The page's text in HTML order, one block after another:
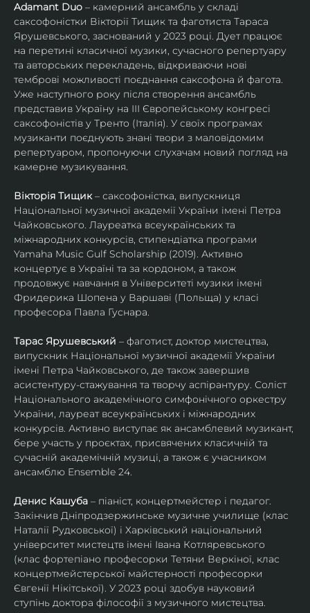
Adamant Duo – камерний ансамбль у складі
саксофоністки Вікторії Тищик та фаготиста Тараса
Ярушевського, заснований у 2023 році. Дует працює
на перетині класичної музики, сучасного репертуару
та авторських перекладень, відкриваючи нові
темброві можливості поєднання саксофона й фагота.
Уже наступного року після створення ансамбль
представив Україну на ІІІ Європейському конгресі
саксофоністів у Тренто (Італія). У своїх програмах
музиканти поєднують знані твори з маловідомим
репертуаром, пропонуючи слухачам новий погляд на
камерне музикування.
Вікторія Тищик – саксофоністка, випускниця
Національної музичної академії України імені Петра
Чайковського. Лауреатка всеукраїнських та
міжнародних конкурсів, стипендіатка програми
Yamaha Music Gulf Scholarship (2019). Активно
концертує в Україні та за кордоном, а також
продовжує навчання в Університеті музики імені
Фридерика Шопена у Варшаві (Польща) у класі
професора Павла Гуснара.
Тарас Ярушевський – фаготист, доктор мистецтва,
випускник Національної музичної академії України
імені Петра Чайковського, де також завершив
асистентуру-стажування та творчу аспірантуру. Соліст
Національного академічного симфонічного оркестру
України, лауреат всеукраїнських і міжнародних
конкурсів. Активно виступає як ансамблевий музикант,
бере участь у проєктах, присвячених класичній та
сучасній академічній музиці, а також є учасником
ансамблю Ensemble 24.
Денис Кашуба – піаніст, концертмейстер і педагог.
Закінчив Дніпродзержинське музичне училище (клас
Наталії Рудковської) і Харківський національний
університет мистецтв імені Івана Котляревського
(клас фортепіано професорки Тетяни Веркіної, клас
концертмейстерської майстерності професорки
Євгенії Нікітської). У 2023 році здобув науковий
ступінь доктора філософії з музичного мистецтва.